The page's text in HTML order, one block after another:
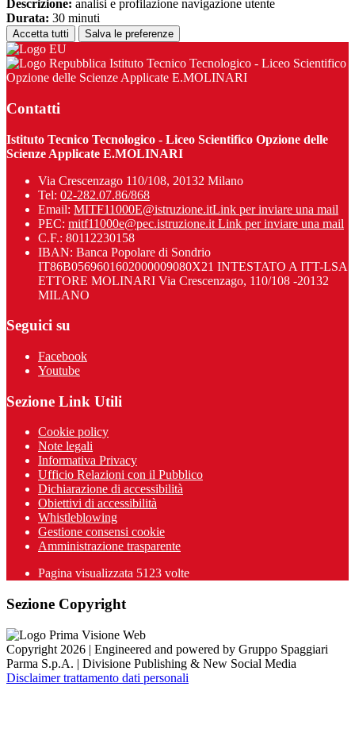
Descrizione: analisi e profilazione navigazione utente
Durata: 30 minuti
Accetta tutti Salva le preferenze
Istituto Tecnico Tecnologico - Liceo Scientifico
Opzione delle Scienze Applicate E.MOLINARI
Contatti
Istituto Tecnico Tecnologico - Liceo Scientifico Opzione delle
Scienze Applicate E.MOLINARI
Via Crescenzago 110/108, 20132 Milano
Tel: 02-282.07.86/868
Email: MITF11000E@istruzione.itLink per inviare una mail
PEC: mitf11000e@pec.istruzione.it Link per inviare una mail
C.F.: 80112230158
IBAN: Banca Popolare di Sondrio
IT86B0569601602000009080X21 INTESTATO A ITT-LSA
ETTORE MOLINARI Via Crescenzago, 110/108 -20132
MILANO
Seguici su
Facebook
Youtube
Sezione Link Utili
Cookie policy
Note legali
Informativa Privacy
Ufficio Relazioni con il Pubblico
Dichiarazione di accessibilità
Obiettivi di accessibilità
Whistleblowing
Gestione consensi cookie
Amministrazione trasparente
Pagina visualizzata 5123 volte
Sezione Copyright
Copyright 2026 | Engineered and powered by Gruppo Spaggiari
Parma S.p.A. | Divisione Publishing & New Social Media
Disclaimer trattamento dati personali